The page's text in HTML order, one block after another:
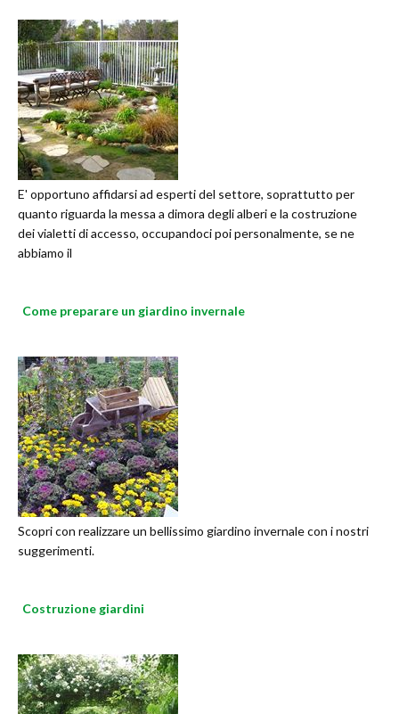
E' opportuno affidarsi ad esperti del settore, soprattutto per
quanto riguarda la messa a dimora degli alberi e la costruzione
dei vialetti di accesso, occupandoci poi personalmente, se ne
abbiamo il
Come preparare un giardino invernale
Scopri con realizzare un bellissimo giardino invernale con i nostri
suggerimenti.
Costruzione giardini